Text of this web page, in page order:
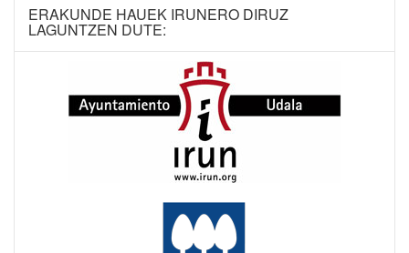
ERAKUNDE HAUEK IRUNERO DIRUZ
LAGUNTZEN DUTE: